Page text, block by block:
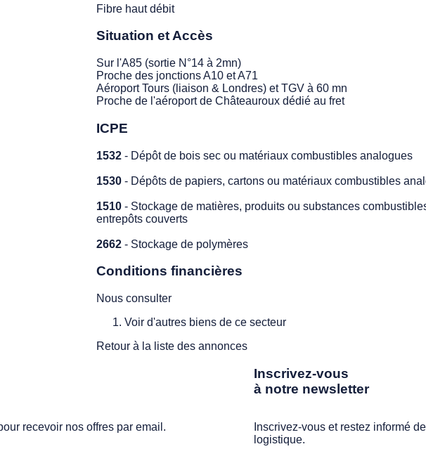
Fibre haut débit
Situation et Accès
Sur l'A85 (sortie N°14 à 2mn)
Proche des jonctions A10 et A71
Aéroport Tours (liaison & Londres) et TGV à 60 mn
Proche de l'aéroport de Châteauroux dédié au fret
ICPE
1532 - Dépôt de bois sec ou matériaux combustibles analogues
1530 - Dépôts de papiers, cartons ou matériaux combustibles
1510 - Stockage de matières, produits ou substances
entrepôts couverts
2662 - Stockage de polymères
Conditions financières
Nous consulter
Voir d'autres biens de ce secteur
Retour à la liste des annonces
recevoir nos offres par email.
Inscrivez-vous
à notre newsletter
Inscrivez-vous et restez informé
logistique.